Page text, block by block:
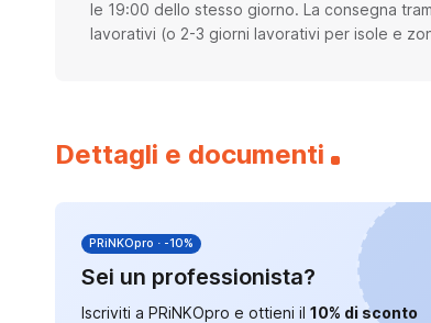
le 19:00 dello stesso giorno. La consegna
lavorativi (o 2-3 giorni lavorativi per isole e
Dettagli e documenti
PRiNKOpro · -10%
Sei un professionista?
Iscriviti a PRiNKOpro e ottieni il 10% di sconto